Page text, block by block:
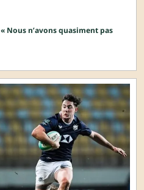
Nous n’avons quasiment pas